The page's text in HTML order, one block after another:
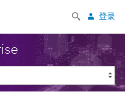
登录